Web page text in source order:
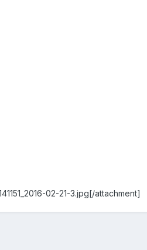
02-21-3.jpg[/attachment]